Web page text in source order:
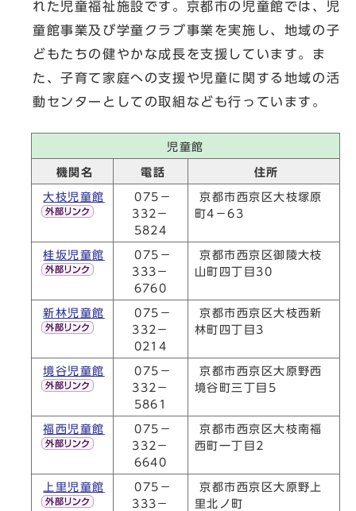
れた児童福祉施設です。京都市の児童館では、児
童館事業及び学童クラブ事業を実施し、地域の子
どもたちの健やかな成長を支援しています。ま
た、子育て家庭への支援や児童に関する地域の活
動センターとしての取組なども行っています。
児童館
機関名 電話 住所
大枝児童館
075－
332－
5824
京都市西京区大枝塚原
町4－63
桂坂児童館
075－
333－
6760
京都市西京区御陵大枝
山町四丁目30
新林児童館
075－
332－
0214
京都市西京区大枝西新
林町四丁目3
境谷児童館
075－
332－
5861
京都市西京区大原野西
境谷町三丁目5
福西児童館
075－
332－
6640
京都市西京区大枝南福
西町一丁目2
上里児童館
075－
333－
京都市西京区大原野上
里北ノ町